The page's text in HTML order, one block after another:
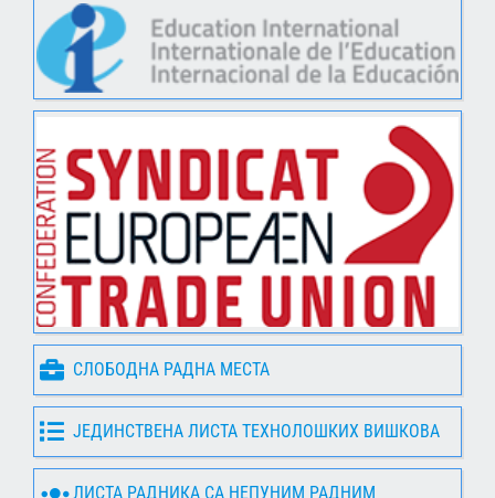
СЛОБОДНА РАДНА МЕСТА
ЈЕДИНСТВЕНА ЛИСТА ТЕХНОЛОШКИХ ВИШКОВА
ЛИСТА РАДНИКА СА НЕПУНИМ РАДНИМ